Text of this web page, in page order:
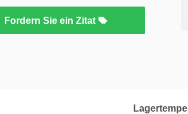
Fordern Sie ein Zitat